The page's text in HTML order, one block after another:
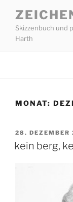
Inhalt
springen
Skizzenbuch und
Harth
MONAT:
AM
28. DEZEMBER
kein berg,